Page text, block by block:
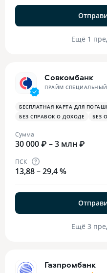
Ещё 1
Совкомбанк
ПРАЙМ СПЕЦИАЛЬНЫЙ
БЕСПЛАТНАЯ КАРТА ДЛЯ
БЕЗ СПРАВОК О ДОХОДЕ
БЕЗ
Сумма
30 000 ₽ – 3 млн ₽
ПСК
13,88 – 29,4 %
Ещё 3
Газпромбанк